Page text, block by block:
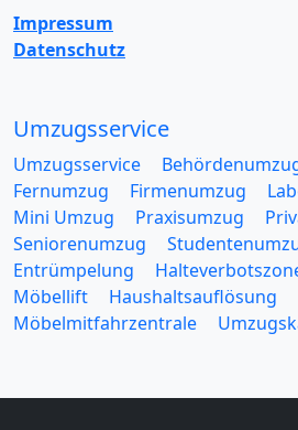
Impressum
Datenschutz
Umzugsservice
Umzugsservice
Fernumzug
Firmenumzug
Mini Umzug
Praxisumzug
Seniorenumzug
Entrümpelung
Möbellift
Haushaltsauflösung
Möbelmitfahrzentrale